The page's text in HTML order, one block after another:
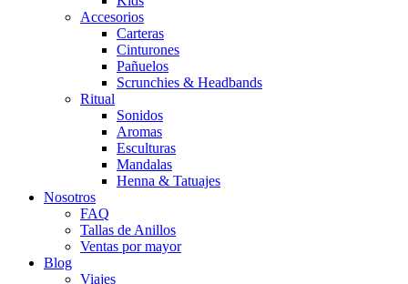
Accesorios
Carteras
Cinturones
Pañuelos
Scrunchies & Headbands
Ritual
Sonidos
Aromas
Esculturas
Mandalas
Henna & Tatuajes
Nosotros
FAQ
Tallas de Anillos
Ventas por mayor
Blog
Viajes